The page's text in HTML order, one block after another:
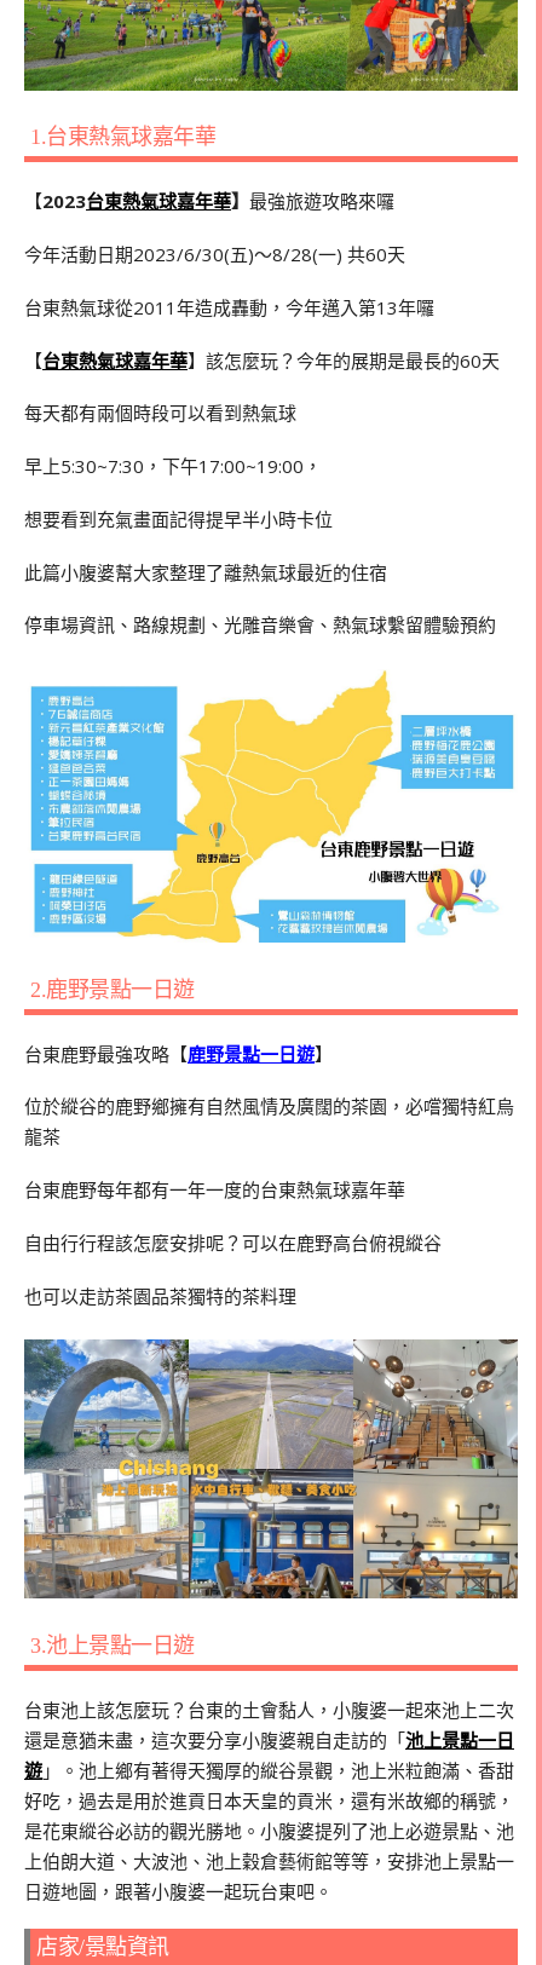
1.台東熱氣球嘉年華
【2023台東熱氣球嘉年華】 最強旅遊攻略來囉
今年活動日期2023/6/30(五)～8/28(一) 共60天
台東熱氣球從2011 年造成轟動，今年邁入第13年囉
【台東熱氣球嘉年華】該怎麼玩？今年的展期是最長的60天
每天都有兩個時段可以看到熱氣球
早上5:30~7:30 ，下午17:00~19:00 ，
想要看到充氣畫面記得提早半小時卡位
此篇小腹婆幫大家整理了離熱氣球最近的住宿
停車場資訊、路線規劃、光雕音樂會、熱氣球繫留體驗預約
2.鹿野景點一日遊
台東鹿野最強攻略【鹿野景點一日遊】
位於縱谷的鹿野鄉擁有自然風情及廣闊的茶園，必嚐獨特紅烏
龍茶
台東鹿野每年都有一年一度的台東熱氣球嘉年華
自由行行程該怎麼安排呢？可以在鹿野高台俯視縱谷
也可以走訪茶園品茶獨特的茶料理
3.池上景點一日遊
台東池上該怎麼玩？台東的土會黏人，小腹婆一起來池上二次
還是意猶未盡，這次要分享小腹婆親自走訪的「池上景點一日
遊 」。池上鄉有著得天獨厚的縱谷景觀，池上米粒飽滿、香甜
好吃，過去是用於進貢日本天皇的貢米，還有米故鄉的稱號，
是花東縱谷必訪的觀光勝地。小腹婆提列了池上必遊景點、池
上伯朗大道、大波池、池上穀倉藝術館等等，安排池上景點一
日遊地圖，跟著小腹婆一起玩台東吧。
店家/景點資訊